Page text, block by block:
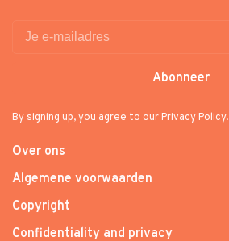
Abonneer
By signing up, you agree to our Privacy Policy.
Over ons
Algemene voorwaarden
Copyright
Confidentiality and privacy